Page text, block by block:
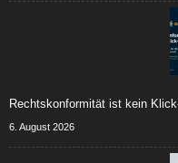
Rechtskonformität ist kein
6. August 2026